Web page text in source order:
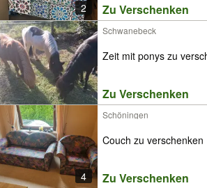
2 Zu Verschenken
Schwanebeck
Zeit mit ponys
Zu Verschenken
4
Schöningen
Couch zu verschenken
Zu Verschenken